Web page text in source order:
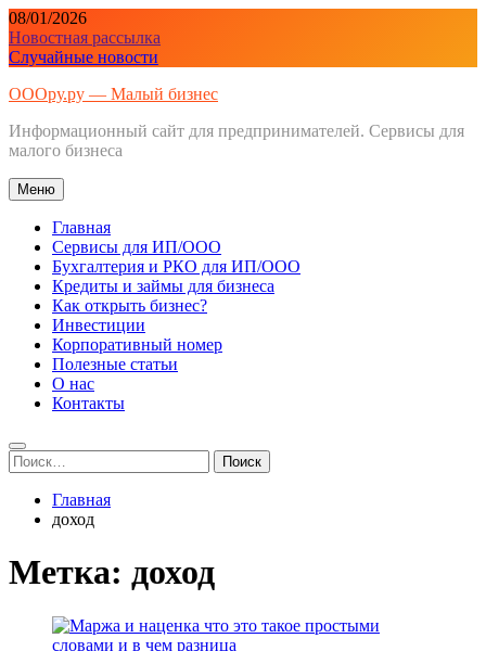
Перейти
к
содержимому
08/01/2026
Новостная рассылка
Случайные новости
ОООру.ру — Малый бизнес
Информационный сайт для предпринимателей. Сервисы для
малого бизнеса
Меню
Главная
Сервисы для ИП/ООО
Бухгалтерия и РКО для ИП/ООО
Кредиты и займы для бизнеса
Как открыть бизнес?
Инвестиции
Корпоративный номер
Полезные статьи
О нас
Контакты
Найти:
Главная
доход
Метка: доход